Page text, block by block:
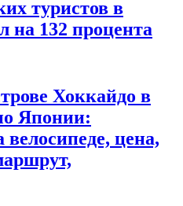
туристов в
на 132 процента
Хоккайдо в
Японии:
цена,